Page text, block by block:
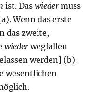
ist. Daswieder muss
Wenn das erste
das zweite,
wieder wegfallen
werden] (b).
wesentlichen